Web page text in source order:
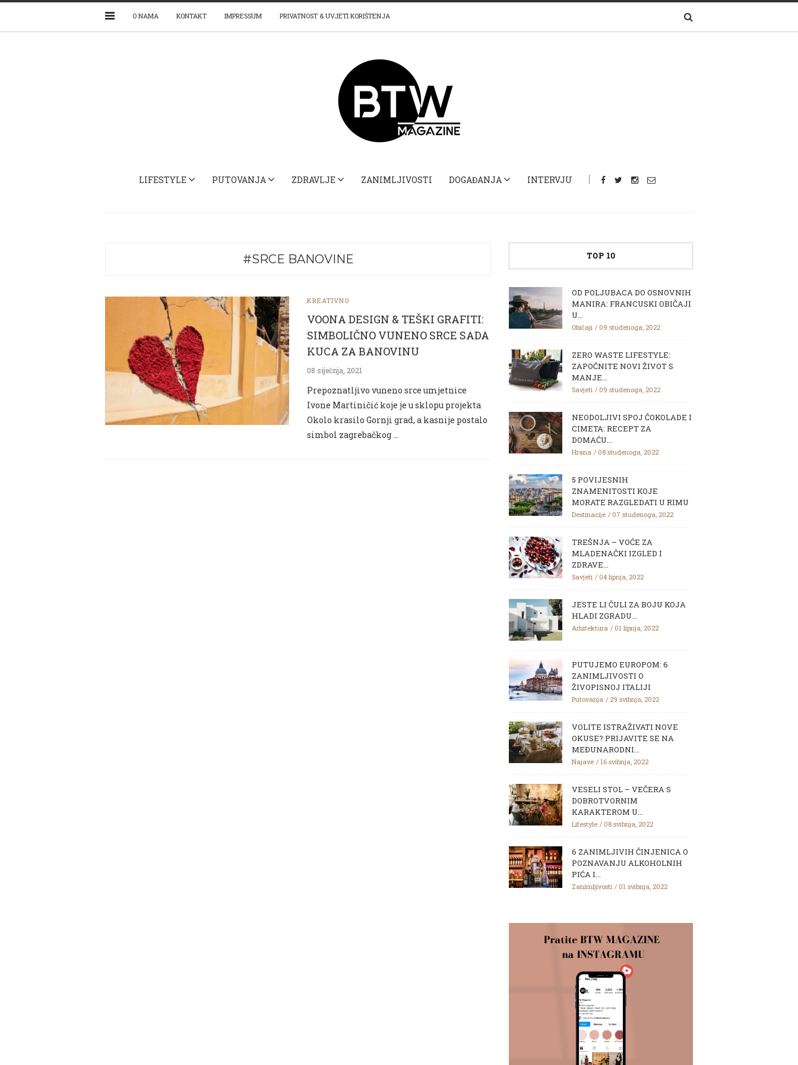
O NAMA KONTAKT IMPRESSUM PRIVATNOST & UVJETI KORIŠTENJA
LIFESTYLE PUTOVANJA ZDRAVLJE ZANIMLJIVOSTI DOGAĐANJA INTERVJU
#SRCE BANOVINE
KREATIVNO
VOONA DESIGN & TEŠKI GRAFITI:
SIMBOLIČNO VUNENO SRCE SADA
KUCA ZA BANOVINU
08 siječnja, 2021
Prepoznatljivo vuneno srce umjetnice
Ivone Martiničić koje je u sklopu projekta
Okolo krasilo Gornji grad, a kasnije postalo
simbol zagrebačkog …
TOP 10
OD POLJUBACA DO OSNOVNIH
MANIRA: FRANCUSKI OBIČAJI
U...
Običaji 09 studenoga, 2022
ZERO WASTE LIFESTYLE:
ZAPOČNITE NOVI ŽIVOT S
MANJE...
Savjeti 09 studenoga, 2022
NEODOLJIVI SPOJ ČOKOLADE I
CIMETA: RECEPT ZA
DOMAĆU...
Hrana 08 studenoga, 2022
5 POVIJESNIH
ZNAMENITOSTI KOJE
MORATE RAZGLEDATI U RIMU
Destinacije 07 studenoga, 2022
TREŠNJA – VOĆE ZA
MLADENAČKI IZGLED I
ZDRAVE...
Savjeti 04 lipnja, 2022
JESTE LI ČULI ZA BOJU KOJA
HLADI ZGRADU...
Arhitektura 01 lipnja, 2022
PUTUJEMO EUROPOM: 6
ZANIMLJIVOSTI O
ŽIVOPISNOJ ITALIJI
Putovanja 29 svibnja, 2022
VOLITE ISTRAŽIVATI NOVE
OKUSE? PRIJAVITE SE NA
MEĐUNARODNI...
Najave 16 svibnja, 2022
VESELI STOL – VEČERA S
DOBROTVORNIM
KARAKTEROM U...
Lifestyle 08 svibnja, 2022
6 ZANIMLJIVIH ČINJENICA O
POZNAVANJU ALKOHOLNIH
PIĆA I...
Zanimljivosti 01 svibnja, 2022